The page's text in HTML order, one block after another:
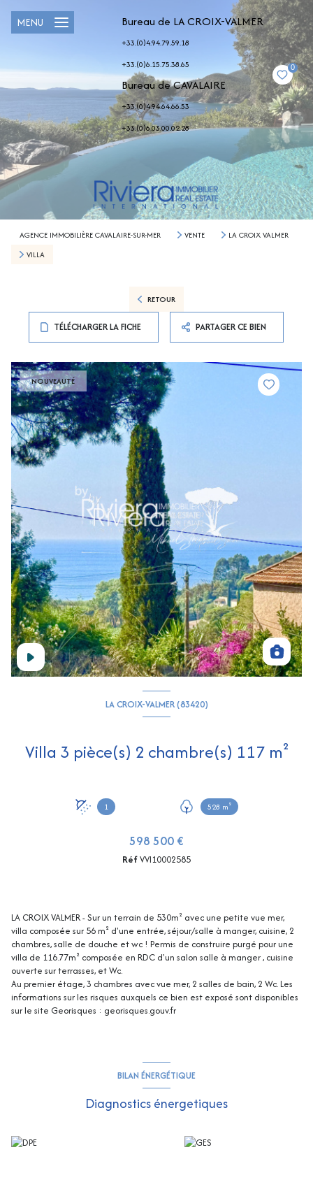
Bureau de LA CROIX-VALMER
+33.(0)4.94.79.59.18
+33.(0)6.15.75.38.65
Bureau de CAVALAIRE
+33.(0)4.94.64.66.53
+33.(0)6.03.00.02.28
0
MENU
AGENCE IMMOBILIÈRE CAVALAIRE-SUR-MER VENTE
LA CROIX VALMER
VILLA
RETOUR
TÉLÉCHARGER LA FICHE PARTAGER CE BIEN
NOUVEAUTÉ
LA CROIX-VALMER (83420)
Villa 3 pièce(s) 2 chambre(s) 117 m²
1 528 m²
598 500 €
RéfVVI10002585
LA CROIX VALMER - Sur un terrain de 530m² avec une petite vue mer,
villa composée sur 56 m² d'une entrée, séjour/salle à manger, cuisine, 2
chambres, salle de douche et wc ! Permis de construire purgé pour une
villa de 116.77m² composée en RDC d'un salon salle à manger , cuisine
ouverte sur terrasses, et Wc.
Au premier étage, 3 chambres avec vue mer, 2 salles de bain, 2 Wc. Les
informations sur les risques auxquels ce bien est exposé sont disponibles
sur le site Georisques : georisques.gouv.fr
BILAN ÉNERGÉTIQUE
Diagnostics énergetiques